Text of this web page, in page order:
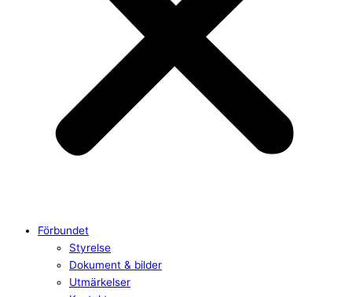
Förbundet
Styrelse
Dokument & bilder
Utmärkelser